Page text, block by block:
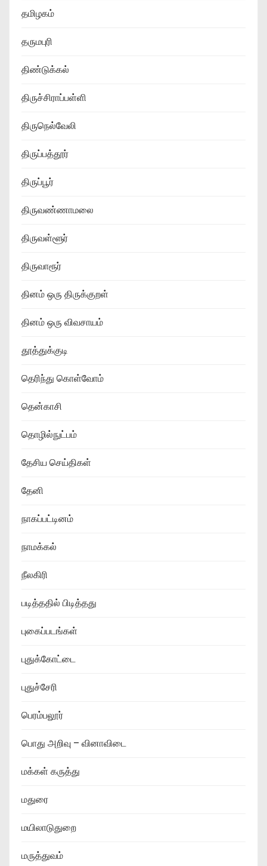
தமிழகம்
தருமபுரி
திண்டுக்கல்
திருச்சிராப்பள்ளி
திருநெல்வேலி
திருப்பத்தூர்
திருப்பூர்
திருவண்ணாமலை
திருவள்ளூர்
திருவாரூர்
தினம் ஒரு திருக்குறள்
தினம் ஒரு விவசாயம்
தூத்துக்குடி
தெரிந்து கொள்வோம்
தென்காசி
தொழில்நுட்பம்
தேசிய செய்திகள்
தேனி
நாகப்பட்டினம்
நாமக்கல்
நீலகிரி
படித்ததில் பிடித்தது
புகைப்படங்கள்
புதுக்கோட்டை
புதுச்சேரி
பெரம்பலூர்
பொது அறிவு – வினாவிடை
மக்கள் கருத்து
மதுரை
மயிலாடுதுறை
மருத்துவம்